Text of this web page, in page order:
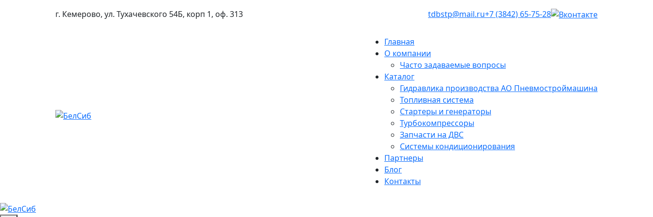
г. Кемерово, ул. Тухачевского 54Б, корп 1, оф. 313 tdbstp@mail.ru+7 (3842) 65-75-28
Главная
О компании
Часто задаваемые вопросы
Каталог
Гидравлика производства АО Пневмостроймашина
Топливная система
Стартеры и генераторы
Турбокомпрессоры
Запчасти на ДВС
Системы кондиционирования
Партнеры
Блог
Контакты